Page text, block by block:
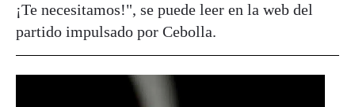
¡Te necesitamos!", se puede leer en la web del
partido impulsado por Cebolla.